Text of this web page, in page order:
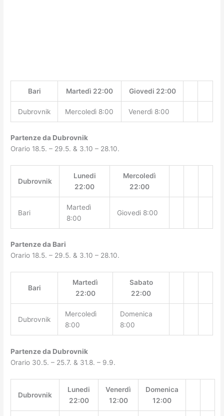
Bari Martedì 22:00 Giovedi 22:00
Dubrovnik Mercoledì 8:00 Venerdì 8:00
Partenze da Dubrovnik
Orario 18.5. – 29.5. & 3.10 – 28.10.
Dubrovnik
Lunedi
22:00
Mercoledì
22:00
Bari
Martedì
8:00
Giovedi 8:00
Partenze da Bari
Orario 18.5. – 29.5. & 3.10 – 28.10.
Bari
Martedì
22:00
Sabato
22:00
Dubrovnik
Mercoledì
8:00
Domenica
8:00
Partenze da Dubrovnik
Orario 30.5. – 25.7. & 31.8. – 9.9.
Dubrovnik
Lunedi
22:00
Venerdì
12:00
Domenica
12:00